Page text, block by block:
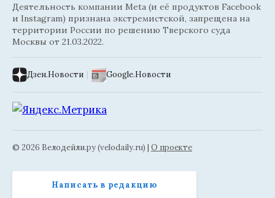
Деятельность компании Meta (и её продуктов Facebook
и Instagram) признана экстремистской, запрещена на
территории России по решению Тверского суда
Москвы от 21.03.2022.
Дзен.Новости | Google.Новости
© 2026 Велодейли.ру (velodaily.ru) | О проекте
Написать в редакцию